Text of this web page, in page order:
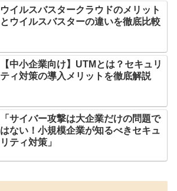
ウイルスバスタークラウドのメリット
とウイルスバスターの違いを徹底比較
【中小企業向け】UTMとは？セキュリ
ティ対策の導入メリットを徹底解説
「サイバー攻撃は大企業だけの問題で
はない！小規模企業が知るべきセキュ
リティ対策」